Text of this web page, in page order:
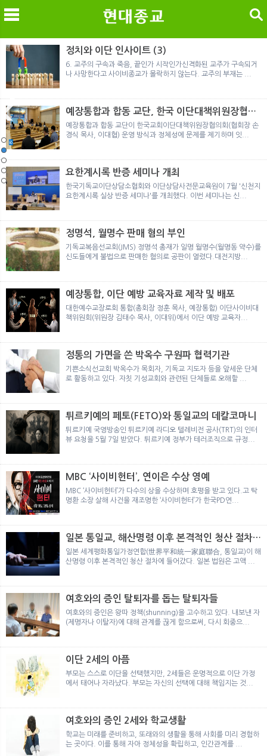
메 검
노르웨이 재판이 남긴 흔적
정통의 가면을 쓴 박옥수 구원파 협력기관
일본 통일교, 해산명령 이후 본격적인 청산 절차 돌입
여호와의 증인 2세와 학교생활
「현대종교」, 주님의교회 민사소송에 승소
노르웨이 재판이 남긴 흔적
정통의 가면을 쓴 박옥수 구원파 협력기관
정치와 이단 인사이트 (3)
6. 교주의 구속과 죽음, 끝인가 시작인가신격화된 교주가 구속되거
나 사망한다고 사이비종교가 몰락하지 않는다. 교주의 부재는 ...
예장통합과 합동 교단, 한국 이단대책위원장협의
회 탈퇴
예장통합과 합동 교단이 한국교회이단대책위원장협의회(협회장 손
경식 목사, 이대협) 운영 방식과 정체성에 문제를 제기하며 잇...
요한계시록 반증 세미나 개최
한국기독교이단상담소협회와 이단상담사전문교육원이 7월 '신천지
요한계시록 실상 반증 세미나'를 개최했다. 이번 세미나는 신...
정명석, 월명수 판매 혐의 부인
기독교복음선교회(JMS) 정명석 총재가 일명 월명수(월명동 약수)를
신도들에게 불법으로 판매한 혐의로 공판이 열렸다.대전지방...
예장통합, 이단 예방 교육자료 제작 및 배포
대한예수교장로회 통합(총회장 정훈 목사, 예장통합) 이단사이비대
책위원회(위원장 김태수 목사, 이대위)에서 이단 예방 교육자...
정통의 가면을 쓴 박옥수 구원파 협력기관
기쁜소식선교회 박옥수가 목회자, 기독교 지도자 등을 앞세운 단체
로 활동하고 있다. 자칫 기성교회와 관련된 단체들로 오해할 ...
튀르키예의 페토(FETO)와 통일교의 데칼코마니
튀르키예 국영방송인 튀르키예 라디오 텔레비전 공사(TRT)의 인터
뷰 요청을 5월 7일 받았다. 튀르키예 정부가 테러조직으로 규정...
MBC ‘사이비헌터’, 연이은 수상 영예
MBC ‘사이비헌터’가 다수의 상을 수상하며 호평을 받고 있다.고 탁
명환 소장 살해 사건을 재조명한 ‘사이비헌터’가 한국PD연...
일본 통일교, 해산명령 이후 본격적인 청산 절차
돌입
일본 세계평화통일가정연합(世界平和統一家庭聯合, 통일교)이 해
산명령 이후 본격적인 청산 절차에 들어갔다. 일본 법원은 고액 ...
여호와의 증인 탈퇴자를 돕는 탈퇴자들
여호와의 증인은 왕따 정책(shunning)을 고수하고 있다. 내보낸 자
(제명자나 이탈자)에 대해 관계를 끊게 함으로써, 다시 회중으...
이단 2세의 아픔
부모는 스스로 이단을 선택했지만, 2세들은 운명적으로 이단 가정
에서 태어나 자라났다. 부모는 자신의 선택에 대해 책임지는 것...
여호와의 증인 2세와 학교생활
학교는 미래를 준비하고, 또래와의 생활을 통해 사회를 미리 경험하
는 곳이다. 이를 통해 자아 정체성을 확립하고, 인간관계를 ...